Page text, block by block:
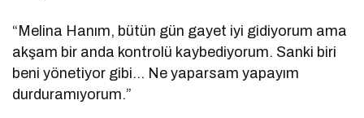
“Melina Hanım, bütün gün gayet iyi gidiyorum ama
akşam bir anda kontrolü kaybediyorum. Sanki biri
beni yönetiyor gibi… Ne yaparsam yapayım
durduramıyorum.”